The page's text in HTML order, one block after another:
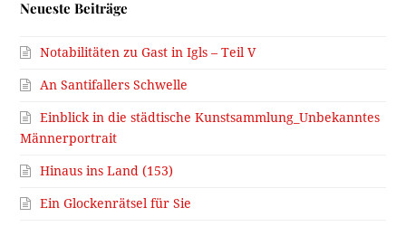
Neueste Beiträge
Notabilitäten zu Gast in Igls – Teil V
An Santifallers Schwelle
Einblick in die städtische Kunstsammlung_Unbekanntes
Männerportrait
Hinaus ins Land (153)
Ein Glockenrätsel für Sie